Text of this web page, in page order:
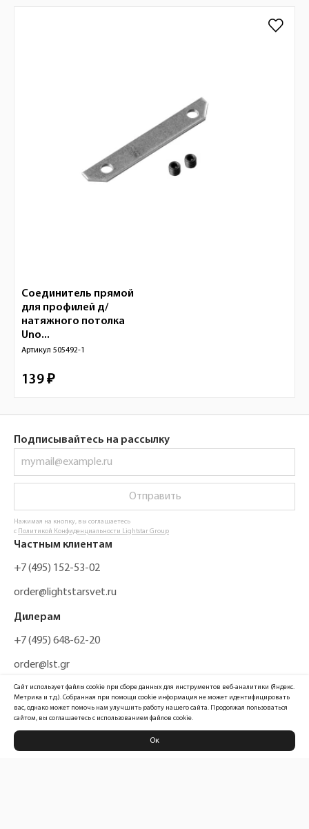
Соединитель прямой
для профилей д/
натяжного потолка
Uno...
Артикул 505492-1
139 ₽
Подписывайтесь на рассылку
Отправить
Нажимая на кнопку, вы соглашаетесь
с Политикой Конфиденциальности Lightstar Group
Частным клиентам
+7 (495) 152-53-02
order@lightstarsvet.ru
Дилерам
+7 (495) 648-62-20
order@lst.gr
Политика конфиденциальности
Сайт использует файлы cookie при сборе данных для инструментов веб-аналитики (Яндекс.
Метрика и т.д.). Собранная при помощи cookie информация не может идентифицировать
вас, однако может помочь нам улучшить работу нашего сайта. Продолжая пользоваться
сайтом, вы соглашаетесь с использованием файлов cookie.
Ок